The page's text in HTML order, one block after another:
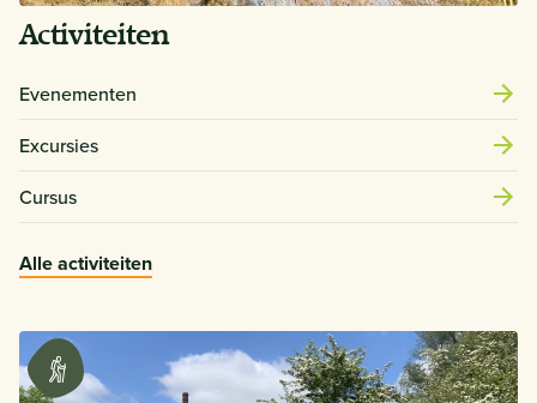
Activiteiten
Evenementen
Excursies
Cursus
Alle activiteiten